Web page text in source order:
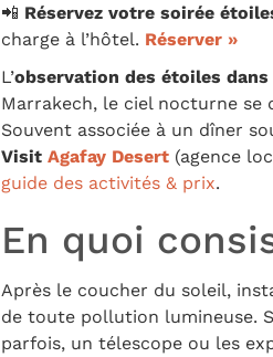
📲 Réservez votre soirée
charge à l’hôtel. Réserver »
L’observation des étoiles dans
Marrakech, le ciel nocturne se
Souvent associée à un dîner
Visit Agafay Desert (agence
guide des activités & prix.
En quoi
Après le coucher du soleil,
de toute pollution lumineuse.
parfois, un télescope ou les